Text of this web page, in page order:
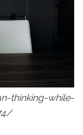
thinking-while-